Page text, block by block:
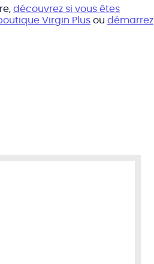
découvrez si vous êtes
Virgin Plus ou démarrez